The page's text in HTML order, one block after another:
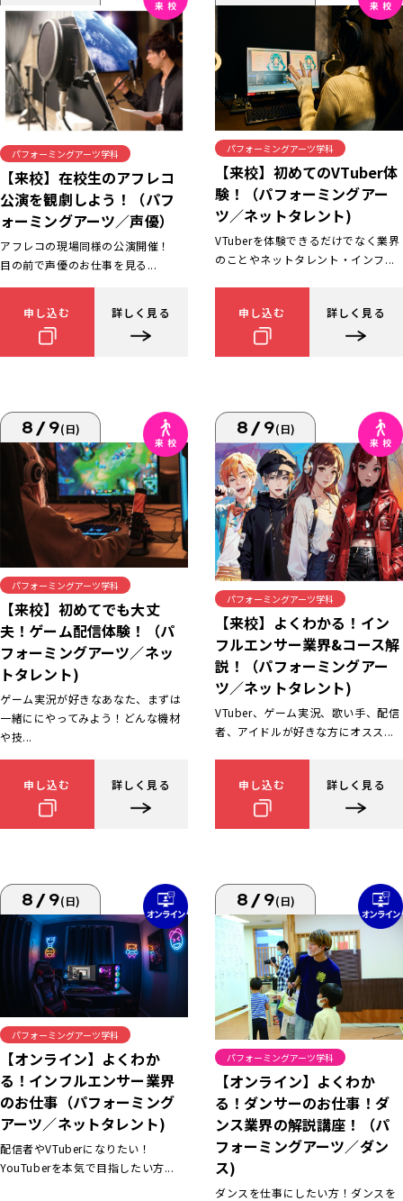
パフォーミングアーツ学科
【来校】在校生のアフレコ
公演を観劇しよう！（パフ
ォーミングアーツ／声優）
アフレコの現場同様の公演開催！
目の前で声優のお仕事を見る...
申し込む 詳しく見る
パフォーミングアーツ学科
【来校】初めてのVTuber体
験！（パフォーミングアー
ツ／ネットタレント)
VTuberを体験できるだけでなく業界
のことやネットタレント・インフ...
申し込む 詳しく見る
8/9(日)
パフォーミングアーツ学科
【来校】初めてでも大丈
夫！ゲーム配信体験！（パ
フォーミングアーツ／ネッ
トタレント)
ゲーム実況が好きなあなた、まずは
一緒ににやってみよう！どんな機材
や技...
申し込む 詳しく見る
8/9(日)
パフォーミングアーツ学科
【来校】よくわかる！イン
フルエンサー業界&コース解
説！（パフォーミングアー
ツ／ネットタレント)
VTuber、ゲーム実況、歌い手、配信
者、アイドルが好きな方にオスス...
申し込む 詳しく見る
8/9(日)
パフォーミングアーツ学科
【オンライン】よくわか
る！インフルエンサー業界
のお仕事（パフォーミング
アーツ／ネットタレント)
配信者やVTuberになりたい！
YouTuberを本気で目指したい方...
8/9(日)
パフォーミングアーツ学科
【オンライン】よくわか
る！ダンサーのお仕事！ダ
ンス業界の解説講座！（パ
フォーミングアーツ／ダン
ス)
ダンスを仕事にしたい方！ダンスを